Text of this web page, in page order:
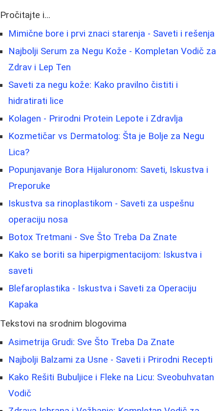
Pročitajte i...
Mimične bore i prvi znaci starenja - Saveti i rešenja
Najbolji Serum za Negu Kože - Kompletan Vodič za
Zdrav i Lep Ten
Saveti za negu kože: Kako pravilno čistiti i
hidratirati lice
Kolagen - Prirodni Protein Lepote i Zdravlja
Kozmetičar vs Dermatolog: Šta je Bolje za Negu
Lica?
Popunjavanje Bora Hijaluronom: Saveti, Iskustva i
Preporuke
Iskustva sa rinoplastikom - Saveti za uspešnu
operaciju nosa
Botox Tretmani - Sve Što Treba Da Znate
Kako se boriti sa hiperpigmentacijom: Iskustva i
saveti
Blefaroplastika - Iskustva i Saveti za Operaciju
Kapaka
Tekstovi na srodnim blogovima
Asimetrija Grudi: Sve Što Treba Da Znate
Najbolji Balzami za Usne - Saveti i Prirodni Recepti
Kako Rešiti Bubuljice i Fleke na Licu: Sveobuhvatan
Vodič